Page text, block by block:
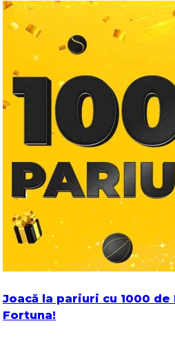
Joacă la pariuri cu 1000 de
Fortuna!